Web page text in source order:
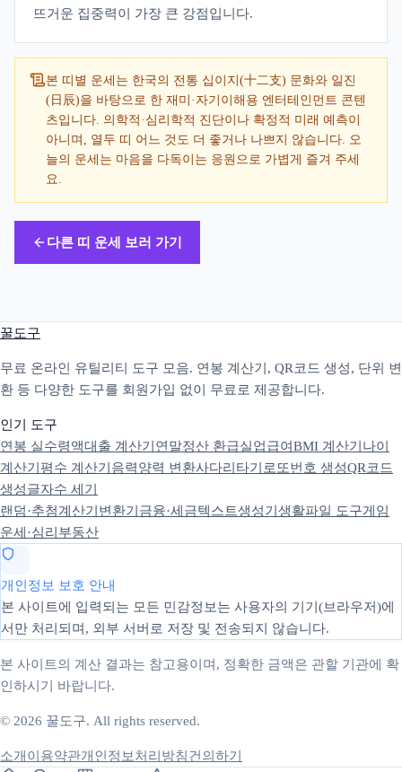
뜨거운 집중력이 가장 큰 강점입니다.
본 띠별 운세는 한국의 전통 십이지(十二支) 문화와 일진
(日辰)을 바탕으로 한 재미·자기이해용 엔터테인먼트 콘텐
츠입니다. 의학적·심리학적 진단이나 확정적 미래 예측이
아니며, 열두 띠 어느 것도 더 좋거나 나쁘지 않습니다. 오
늘의 운세는 마음을 다독이는 응원으로 가볍게 즐겨 주세
요.
다른 띠 운세 보러 가기
꿀도구
무료 온라인 유틸리티 도구 모음. 연봉 계산기, QR코드 생성, 단위 변
환 등 다양한 도구를 회원가입 없이 무료로 제공합니다.
인기 도구
연봉 실수령액대출 계산기 연말정산 환급실업급여BMI 계산기 나이
계산기 평수 계산기 음력양력 변환사다리타기 로또번호 생성QR코드
생성글자수 세기
랜덤·추첨계산기 변환기 금융·세금텍스트생성기 생활파일 도구게임
운세·심리 부동산
개인정보 보호 안내
본 사이트에 입력되는 모든 민감정보는 사용자의 기기(브라우저)에
서만 처리되며, 외부 서버로 저장 및 전송되지 않습니다.
본 사이트의 계산 결과는 참고용이며, 정확한 금액은 관할 기관에 확
인하시기 바랍니다.
© 2026 꿀도구. All rights reserved.
소개 이용약관개인정보처리방침건의하기